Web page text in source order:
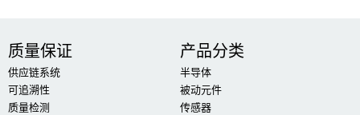
质量保证
供应链系统
可追溯性
质量检测
产品分类
半导体
被动元件
传感器